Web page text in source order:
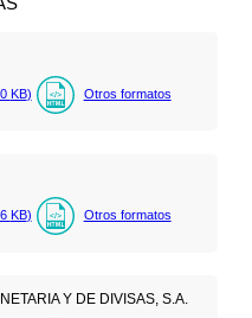
KB) Otros formatos
KB) Otros formatos
Y DE DIVISAS, S.A.